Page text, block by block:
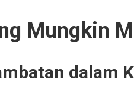
Mungkin
dalam